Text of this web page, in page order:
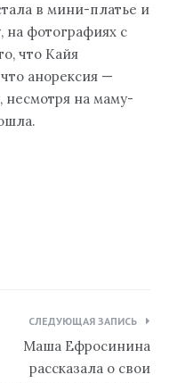
в мини-платье и
на фотографиях с
что Кайя
анорексия —
на маму-
СЛЕДУЮЩАЯ ЗАПИСЬ
Маша Ефросинина
рассказала о свои